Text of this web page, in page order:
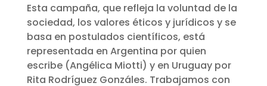
Esta campaña, que refleja la voluntad de la
sociedad, los valores éticos y jurídicos y se
basa en postulados científicos, está
representada en Argentina por quien
escribe (Angélica Miotti) y en Uruguay por
Rita Rodríguez Gonzáles. Trabajamos con